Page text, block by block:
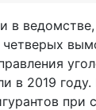
в
четверых
в 2019
при